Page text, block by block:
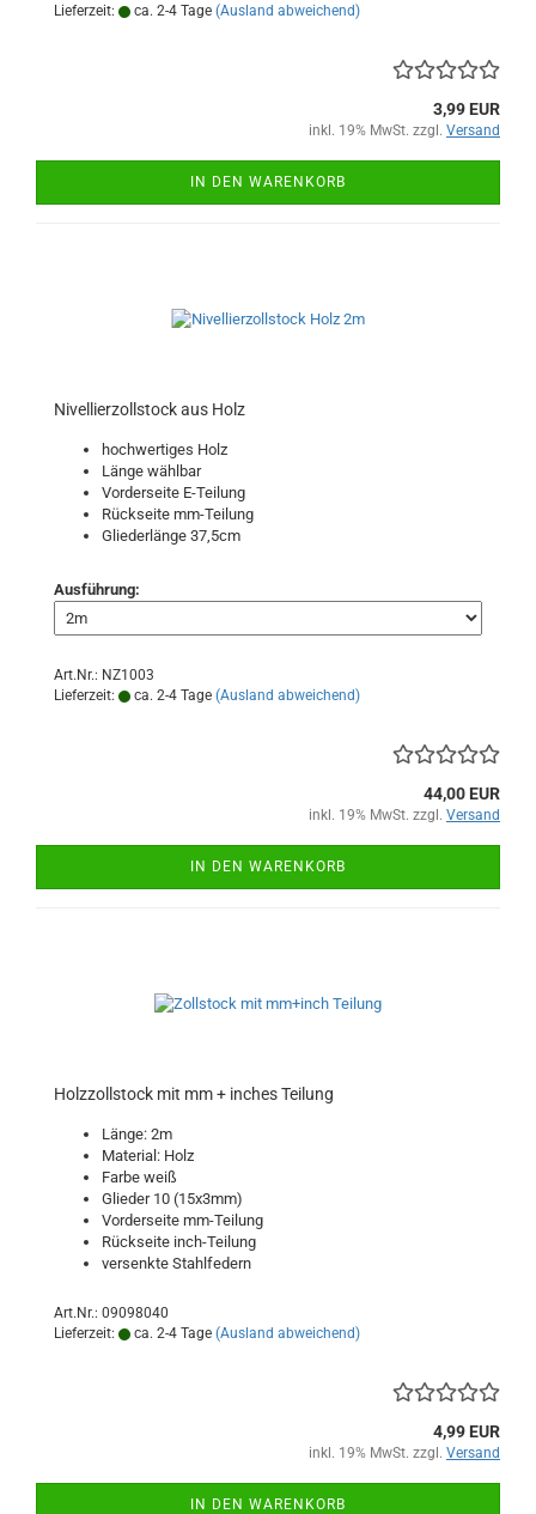
Lieferzeit: ca. 2-4 Tage (Ausland abweichend)
3,99 EUR
inkl. 19% MwSt. zzgl. Versand
IN DEN WARENKORB
Nivellierzollstock aus Holz
hochwertiges Holz
Länge wählbar
Vorderseite E-Teilung
Rückseite mm-Teilung
Gliederlänge 37,5cm
Ausführung:
Art.Nr.: NZ1003
Lieferzeit:
ca. 2-4 Tage (Ausland abweichend)
44,00 EUR
inkl. 19% MwSt. zzgl. Versand
IN DEN WARENKORB
Holzzollstock mit mm + inches Teilung
Länge: 2m
Material: Holz
Farbe weiß
Glieder 10 (15x3mm)
Vorderseite mm-Teilung
Rückseite inch-Teilung
versenkte Stahlfedern
Art.Nr.: 09098040
Lieferzeit:
ca. 2-4 Tage (Ausland abweichend)
4,99 EUR
inkl. 19% MwSt. zzgl. Versand
IN DEN WARENKORB